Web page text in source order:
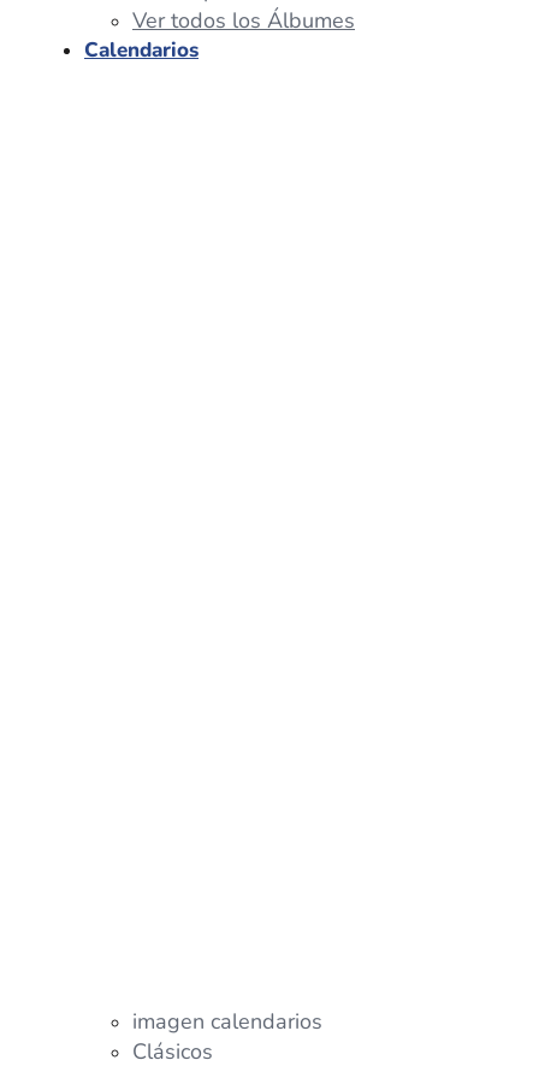
Ver todos los Álbumes
Calendarios
imagen calendarios
Clásicos